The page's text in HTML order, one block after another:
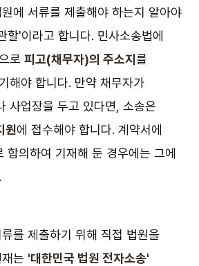
에 서류를 제출해야 하는지 알아야
할'이라고 합니다. 민사소송법에
로 피고(채무자)의 주소지 를
해야 합니다. 만약 채무자가
사업장을 두고 있다면, 소송은
원에 접수해야 합니다. 계약서에
합의하여 기재해 둔 경우에는 그에
를 제출하기 위해 직접 법원을
는 '대한민국 법원 전자소송'